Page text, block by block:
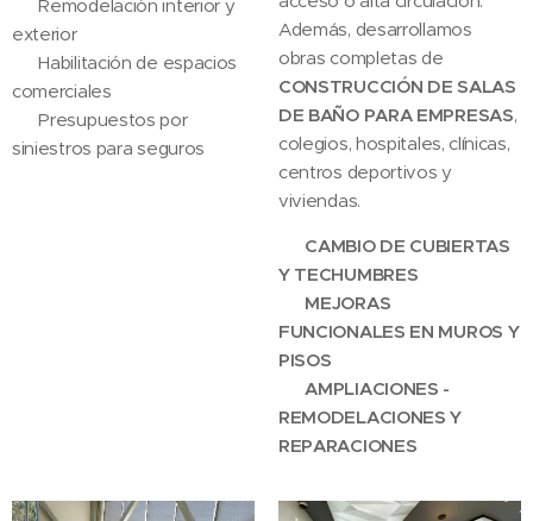
✅ Remodelación interior y
exterior
✅ Habilitación de espacios
comerciales
✅ Presupuestos por
siniestros para seguros
Además, desarrollamos
obras completas de
CONSTRUCCIÓN DE SALAS
DE BAÑO PARA EMPRESAS,
colegios, hospitales, clínicas,
centros deportivos y
viviendas.
CAMBIO DE CUBIERTAS
Y TECHUMBRES
MEJORAS
FUNCIONALES EN MUROS Y
PISOS
✅AMPLIACIONES -
REMODELACIONES Y
REPARACIONES